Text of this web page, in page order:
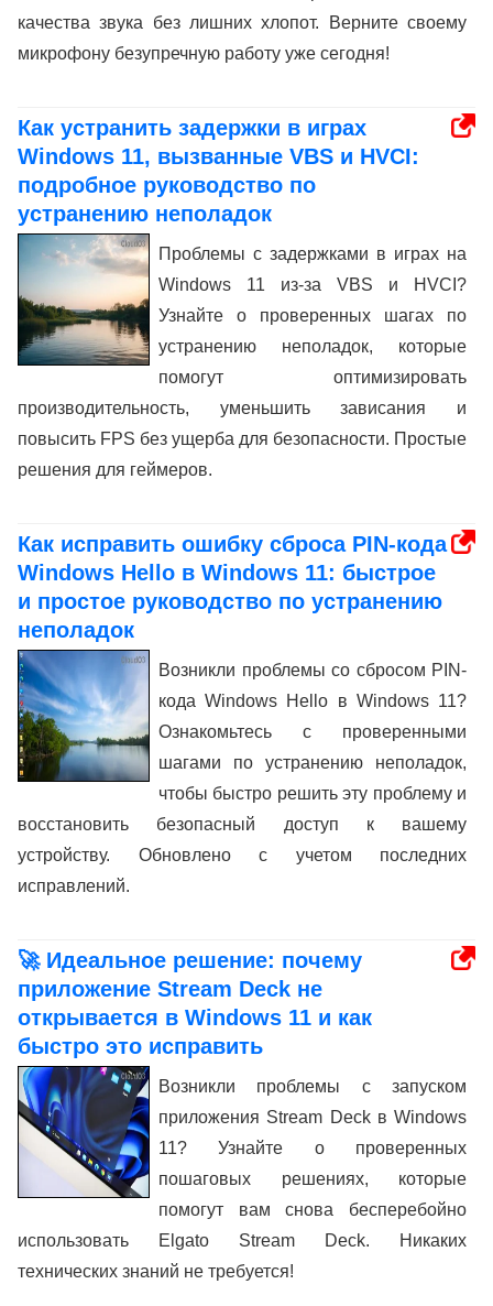
качества звука без лишних хлопот. Верните своему
микрофону безупречную работу уже сегодня!
Как устранить задержки в играх
Windows 11, вызванные VBS и HVCI:
подробное руководство по
устранению неполадок
Проблемы с задержками в играх на
Windows 11 из-за VBS и HVCI?
Узнайте о проверенных шагах по
устранению неполадок, которые
помогут оптимизировать
производительность, уменьшить зависания и
повысить FPS без ущерба для безопасности. Простые
решения для геймеров.
Как исправить ошибку сброса PIN-кода
Windows Hello в Windows 11: быстрое
и простое руководство по устранению
неполадок
Возникли проблемы со сбросом PIN-
кода Windows Hello в Windows 11?
Ознакомьтесь с проверенными
шагами по устранению неполадок,
чтобы быстро решить эту проблему и
восстановить безопасный доступ к вашему
устройству. Обновлено с учетом последних
исправлений.
🚀 Идеальное решение: почему
приложение Stream Deck не
открывается в Windows 11 и как
быстро это исправить
Возникли проблемы с запуском
приложения Stream Deck в Windows
11? Узнайте о проверенных
пошаговых решениях, которые
помогут вам снова бесперебойно
использовать Elgato Stream Deck. Никаких
технических знаний не требуется!